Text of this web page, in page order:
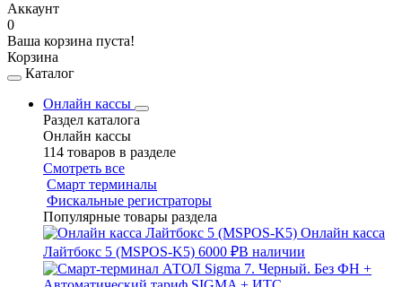
Аккаунт
0
Ваша корзина пуста!
Корзина
Каталог
Онлайн кассы
Раздел каталога
Онлайн кассы
114 товаров в разделе
Смотреть все
Смарт терминалы
Фискальные регистраторы
Популярные товары раздела
Онлайн касса
Лайтбокс 5 (MSPOS-K5) 6000 ₽В наличии